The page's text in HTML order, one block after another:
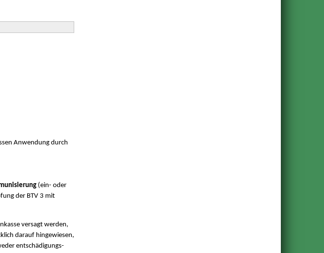
Anwendung durch
(ein- oder
der BTV 3 mit
versagt werden,
darauf hingewiesen,
entschädigungs-